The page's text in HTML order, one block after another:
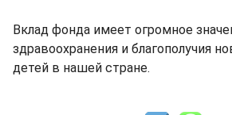
Вклад фонда имеет огромное
здравоохранения и благополучия
детей в нашей стране.